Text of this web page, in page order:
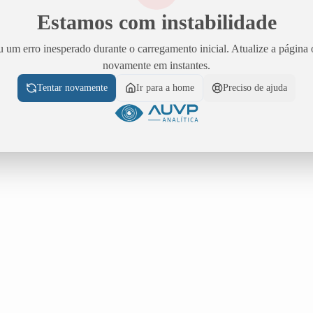
Estamos com instabilidade
um erro inesperado durante o carregamento inicial. Atualize a página
novamente em instantes.
Tentar novamente Ir para a home Preciso de ajuda